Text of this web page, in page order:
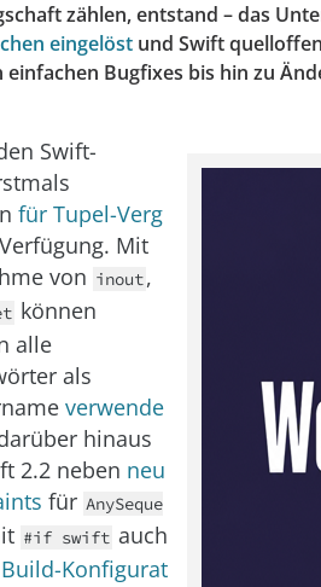
zählen, entstand – das
eingelöst und Swift
einfachen Bugfixes bis hin zu
Swift-
für Tupel-Verg
Mit
von inout,
können
alle
als
verwende
hinaus
2.2 neben neu
für AnySeque
#if swift auch
Konfigurat